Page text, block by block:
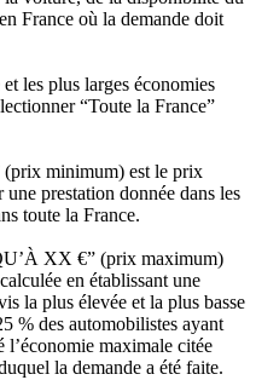
France où la demande doit
les plus larges économies
“Toute la France”
minimum) est le prix
prestation donnée dans les
toute la France.
XX €” (prix maximum)
en établissant une
la plus élevée et la plus basse
% des automobilistes ayant
l’économie maximale citée
la demande a été faite.